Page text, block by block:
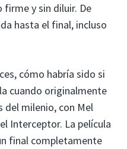
y sin diluir. De
hasta el final, incluso
cómo habría sido si
cuando originalmente
del milenio, con Mel
Interceptor. La película
final completamente